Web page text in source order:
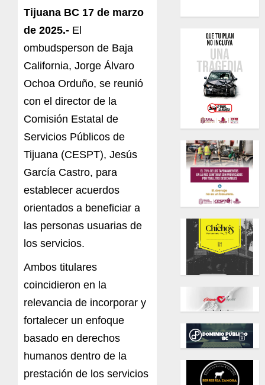
Tijuana BC 17 de marzo
de 2025.- El
ombudsperson de Baja
California, Jorge Álvaro
Ochoa Orduño, se reunió
con el director de la
Comisión Estatal de
Servicios Públicos de
Tijuana (CESPT), Jesús
García Castro, para
establecer acuerdos
orientados a beneficiar a
las personas usuarias de
os servicios.
Ambos titu lares
coincidieron en la
re levancia de incorporar y
fortalecer un enfoque
basado en derechos
humanos dentro de la
prestación de los servicios